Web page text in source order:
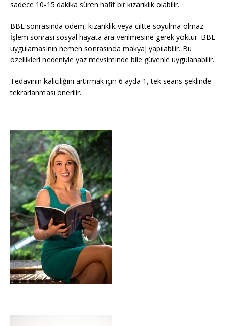
sadece 10-15 dakika süren hafif bir kızarıklık olabilir.
BBL sonrasında ödem, kızarıklık veya ciltte soyulma olmaz.
İşlem sonrası sosyal hayata ara verilmesine gerek yoktur. BBL
uygulamasının hemen sonrasında makyaj yapılabilir. Bu
özellikleri nedeniyle yaz mevsiminde bile güvenle uygulanabilir.
Tedavinin kalıcılığını artırmak için 6 ayda 1, tek seans şeklinde
tekrarlanması önerilir.